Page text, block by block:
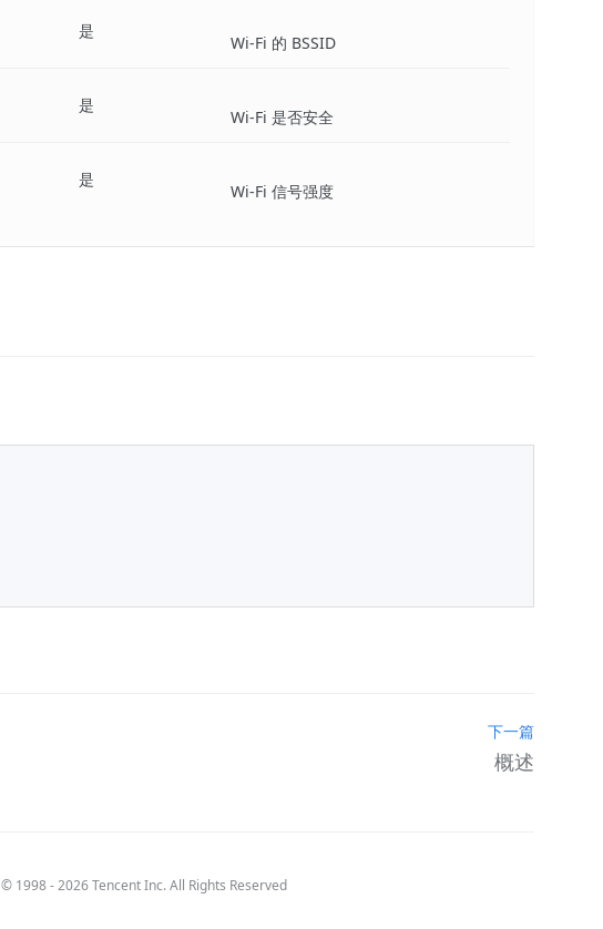
是
Wi-Fi 的 BSSID
是
Wi-Fi 是否安全
是
Wi-Fi 信号强度
下一篇
概述
© 1998 - 2026 Tencent Inc. All Rights Reserved